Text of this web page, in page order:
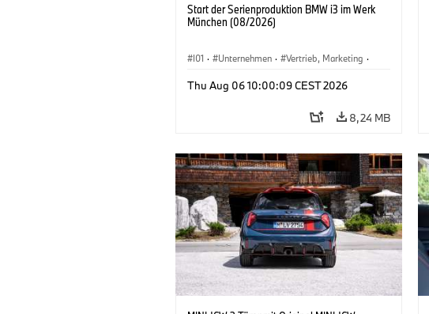
Start der Serienproduktion BMW i3 im Werk
München (08/2026)
I01 · Unternehmen · Vertrieb, Marketing ·
Thu Aug 06 10:00:09 CEST 2026
8,24 MB